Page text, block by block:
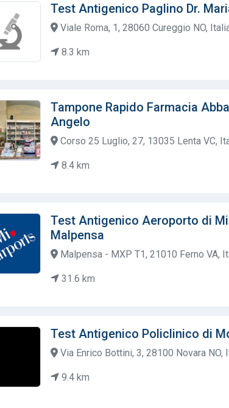
Test Antigenico Paglino Dr.
Viale Roma, 1, 28060 Cureggio NO,
8.3 km
Tampone Rapido Farmacia
Angelo
Corso 25 Luglio, 27, 13035 Lenta VC,
8.4 km
Test Antigenico Aeroporto di
Malpensa
Malpensa - MXP T1, 21010 Ferno VA,
31.6 km
Test Antigenico Policlinico di
Via Enrico Bottini, 3, 28100 Novara NO,
9.4 km